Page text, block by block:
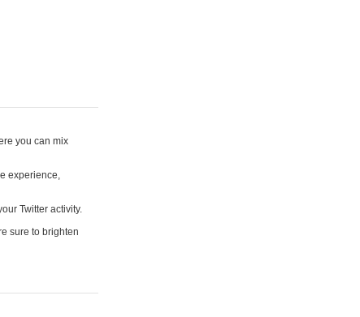
you can mix
experience,
Twitter activity.
sure to brighten